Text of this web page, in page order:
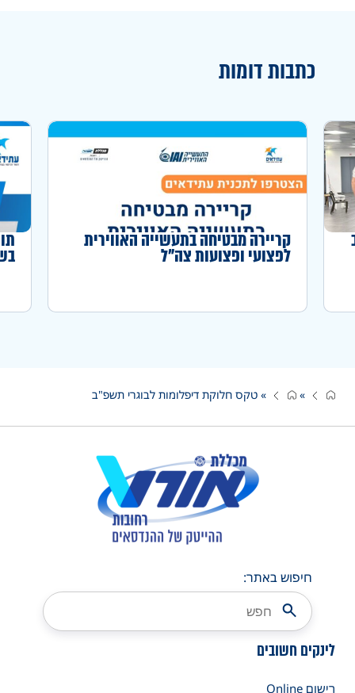
כתבות דומות
קריירה מבטיחה בתעשייה האווירית
לפצועי ופצועות צה"ל
»
» טקס חלוקת דיפלומות לבוגרי תשפ"ב
חיפוש באתר:
לינקים חשובים
רישום Online